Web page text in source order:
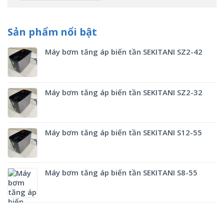
Sản phẩm nổi bật
Máy bơm tăng áp biến tần SEKITANI SZ2-42
Máy bơm tăng áp biến tần SEKITANI SZ2-32
Máy bơm tăng áp biến tần SEKITANI S12-55
Máy bơm tăng áp biến tần SEKITANI S8-55